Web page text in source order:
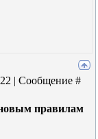
| Сообщение #
правилам